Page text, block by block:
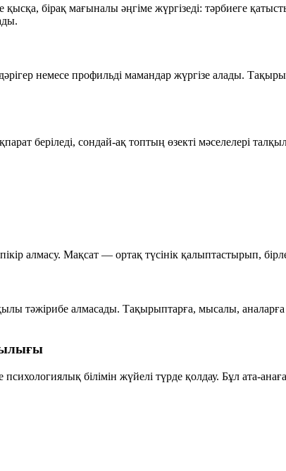
бірақ мағыналы әңгіме жүргізеді: тәрбиеге
немесе профильді мамандар жүргізе алады.
беріледі, сондай-ақ топтың өзекті мәселелері
алмасу. Мақсат — ортақ түсінік қалыптастырып,
тәжірибе алмасады. Тақырыптарға, мысалы,
білімін жүйелі түрде қолдау. Бұл ата-анаға